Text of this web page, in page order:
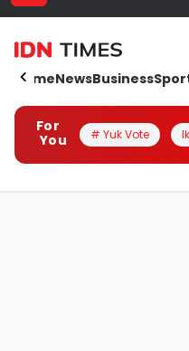
HomeNewsBusiness
For
You
# Yuk Vote